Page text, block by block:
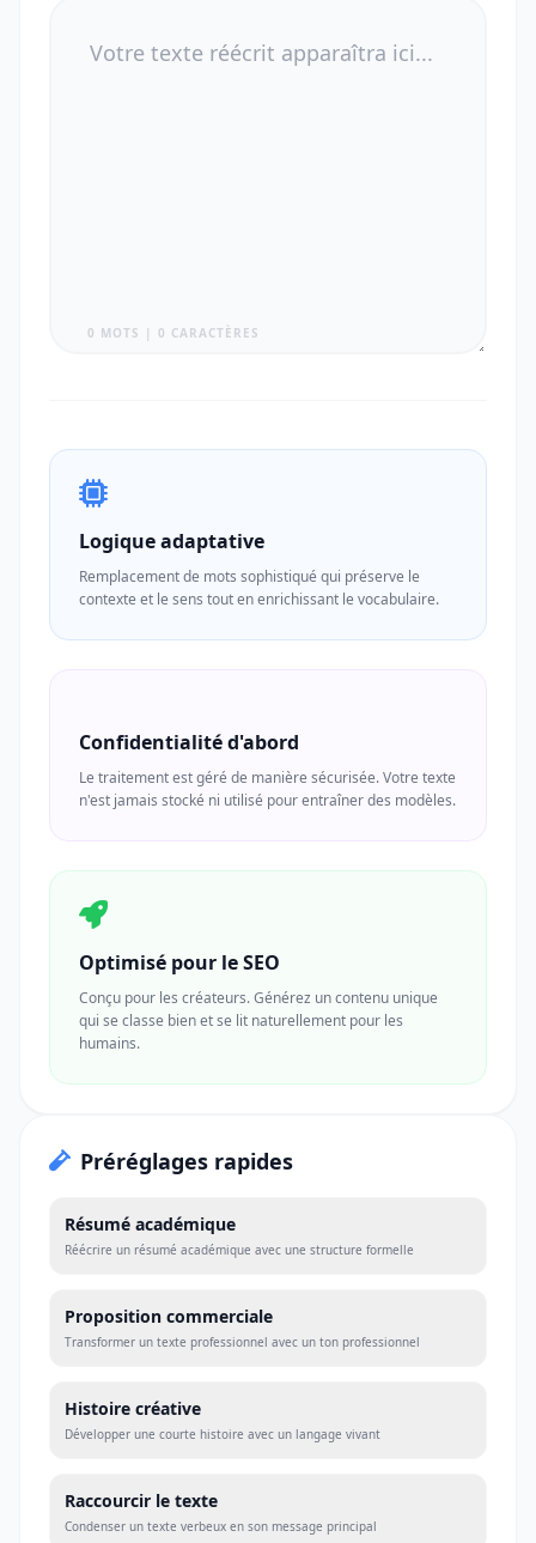
0 MOTS | 0 CARACTÈRES
Logique adaptative
Remplacement de mots sophistiqué qui préserve le
contexte et le sens tout en enrichissant le vocabulaire.
Confidentialité d'abord
Le traitement est géré de manière sécurisée. Votre texte
n'est jamais stocké ni utilisé pour entraîner des modèles.
Optimisé pour le SEO
Conçu pour les créateurs. Générez un contenu unique
qui se classe bien et se lit naturellement pour les
humains.
Préréglages rapides
Résumé académique
Réécrire un résumé académique avec une structure formelle
Proposition commerciale
Transformer un texte professionnel avec un ton professionnel
Histoire créative
Développer une courte histoire avec un langage vivant
Raccourcir le texte
Condenser un texte verbeux en son message principal